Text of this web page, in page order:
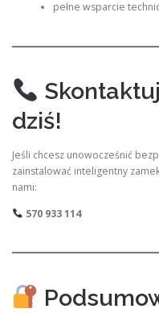
pełne wsparcie
dziś!
Jeśli chcesz unowocześnić
zainstalować inteligentny
nami:
570 933 114